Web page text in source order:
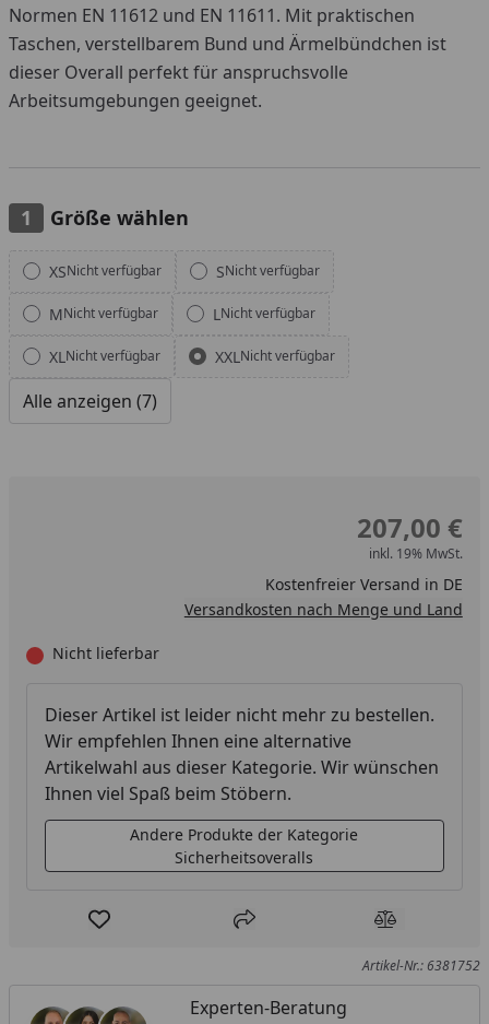
Normen EN 11612 und EN 11611. Mit praktischen
Taschen, verstellbarem Bund und Ärmelbündchen ist
dieser Overall perfekt für anspruchsvolle
Arbeitsumgebungen geeignet.
Größe wählen
Alle anzeigen (7)
XSNicht verfügbar SNicht verfügbar
MNicht verfügbar LNicht verfügbar
XLNicht verfügbar XXLNicht verfügbar
Alle anzeigen (7)
207,00 €
inkl. 19% MwSt.
Kostenfreier Versand in DE
Versandkosten nach Menge und Land
Nicht lieferbar
Dieser Artikel ist leider nicht mehr zu bestellen.
Wir empfehlen Ihnen eine alternative
Artikelwahl aus dieser Kategorie. Wir wünschen
Ihnen viel Spaß beim Stöbern.
Andere Produkte der Kategorie
Sicherheitsoveralls
Produkt zur Wunschliste hinzufügen
Teilen Produkt
Artikel-Nr.: 6381752
Experten-Beratung